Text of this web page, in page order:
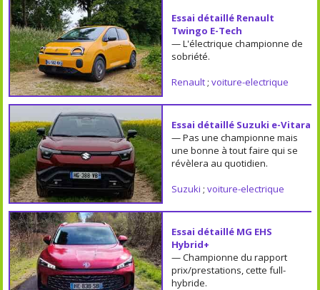
Essai détaillé Renault
Twingo E-Tech
— L'électrique championne de
sobriété.
Renault; voiture-electrique
Essai détaillé Suzuki e-Vitara
— Pas une championne mais
une bonne à tout faire qui se
révèlera au quotidien.
Suzuki ; voiture-electrique
Essai détaillé MG EHS
Hybrid+
— Championne du rapport
prix/prestations, cette full-
hybride.